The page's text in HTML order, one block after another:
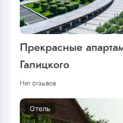
Прекрасные
Галицкого
Нет отзывов
Отель